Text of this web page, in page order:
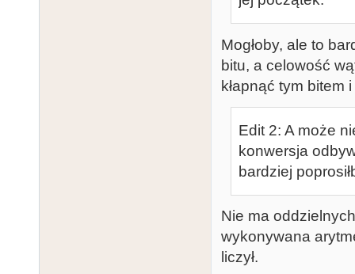
Mogłoby, ale to
bitu, a celowość
kłapnąć tym bitem
Edit 2: A może
konwersja
bardziej
Nie ma
wykonywana
liczył.